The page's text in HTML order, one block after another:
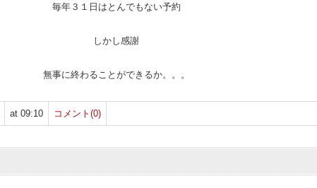
毎年３１日はとんでもない予約
しかし感謝
無事に終わることができるか。。。
at 09:10 コメント(0)